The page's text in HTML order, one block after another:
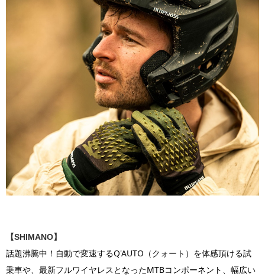
【SHIMANO】
話題沸騰中！自動で変速するQ'AUTO（クォート）を体感頂ける試
乗車や、最新フルワイヤレスとなったMTBコンポーネント、幅広い